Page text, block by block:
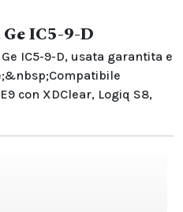
IC5-9-D
IC5-9-D, usata garantita e
con XDClear, Logiq S8,